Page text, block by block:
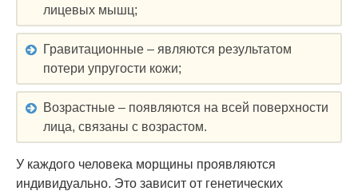
лицевых мышц;
Гравитационные – являются результатом
потери упругости кожи;
Возрастные – появляются на всей поверхности
лица, связаны с возрастом.
У каждого человека морщины проявляются
индивидуально. Это зависит от генетических